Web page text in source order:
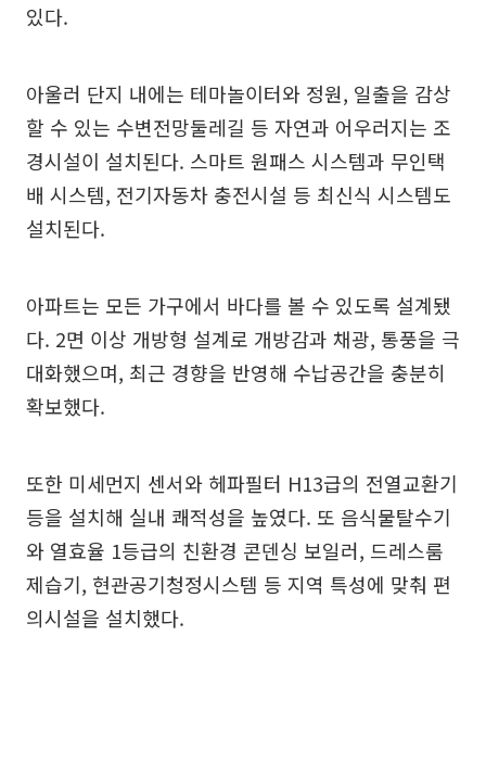
있다.
아울러 단지 내에는 테마놀이터와 정원, 일출을 감상
할 수 있는 수변전망둘레길 등 자연과 어우러지는 조
경시설이 설치된다. 스마트 원패스 시스템과 무인택
배 시스템, 전기자동차 충전시설 등 최신식 시스템도
설치된다.
아파트는 모든 가구에서 바다를 볼 수 있도록 설계됐
다. 2면 이상 개방형 설계로 개방감과 채광, 통풍을 극
대화했으며, 최근 경향을 반영해 수납공간을 충분히
확보했다.
또한 미세먼지 센서와 헤파필터 H13급의 전열교환기
등을 설치해 실내 쾌적성을 높였다. 또 음식물탈수기
와 열효율 1등급의 친환경 콘덴싱 보일러, 드레스룸
제습기, 현관공기청정시스템 등 지역 특성에 맞춰 편
의시설을 설치했다.